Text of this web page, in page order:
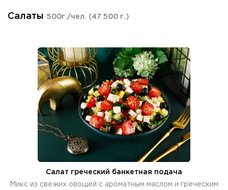
Салаты 500г./чел. (47 500 г.)
Салат греческий банкетная подача
Микс из свежих овощей с ароматным маслом и греческим